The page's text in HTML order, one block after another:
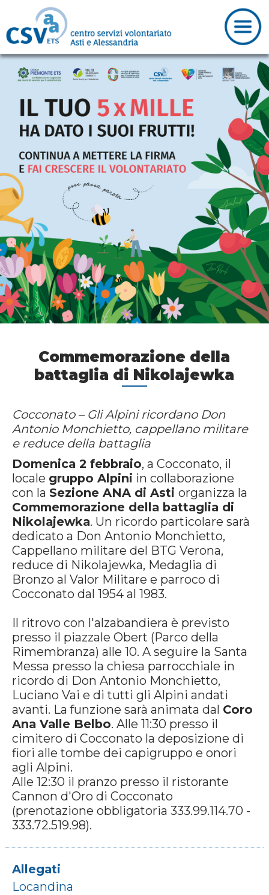
Commemorazione della
battaglia di Nikolajewka
Cocconato – Gli Alpini ricordano Don
Antonio Monchietto, cappellano militare
e reduce della battaglia
Domenica 2 febbraio, a Cocconato, il
locale gruppo Alpini in collaborazione
con la Sezione ANA di Asti organizza la
Commemorazione della battaglia di
Nikolajewka. Un ricordo particolare sarà
dedicato a Don Antonio Monchietto,
Cappellano militare del BTG Verona,
reduce di Nikolajewka, Medaglia di
Bronzo al Valor Militare e parroco di
Cocconato dal 1954 al 1983.
Il ritrovo con l'alzabandiera è previsto
presso il piazzale Obert (Parco della
Rimembranza) alle 10. A seguire la Santa
Messa presso la chiesa parrocchiale in
ricordo di Don Antonio Monchietto,
Luciano Vai e di tutti gli Alpini andati
avanti. La funzione sarà animata dal Coro
Ana Valle Belbo. Alle 11:30 presso il
cimitero di Cocconato la deposizione di
fiori alle tombe dei capigruppo e onori
agli Alpini.
Alle 12:30 il pranzo presso il ristorante
Cannon d'Oro di Cocconato
(prenotazione obbligatoria 333.99.114.70 -
333.72.519.98).
Allegati
Locandina